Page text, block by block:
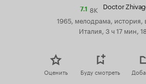
7.1Рейтинг
7.1
8K Doctor
1965, мелодрама, история,
Италия, 3 ч 17 мин,
Оценить Буду смотреть